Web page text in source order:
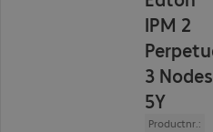
IPM 2
3 Nodes
5Y
Productnr.: